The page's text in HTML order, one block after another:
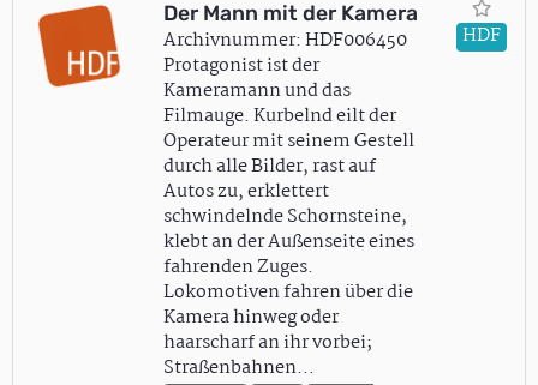
Der Mann mit der Kamera
Archivnummer: HDF006450
Protagonist ist der
Kameramann und das
Filmauge. Kurbelnd eilt der
Operateur mit seinem Gestell
durch alle Bilder, rast auf
Autos zu, erklettert
schwindelnde Schornsteine,
klebt an der Außenseite eines
fahrenden Zuges.
Lokomotiven fahren über die
Kamera hinweg oder
haarscharf an ihr vorbei;
Straßenbahnen…
HDF